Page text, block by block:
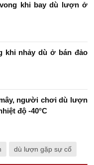
khi bay dù lượn ở
khi nhảy dù ở bán đảo
người chơi dù lượn
độ -40°C
dù lượn gặp sự cố